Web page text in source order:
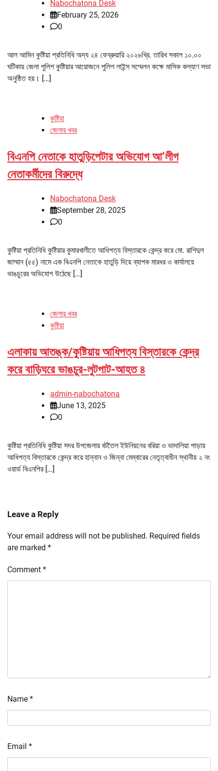
Nabochatona Desk
February 25, 2026
0
আল আমিন কুষ্টিয়া প্রতিনিধি অদ্য ২৪ ফেব্রুয়ারি ২০২৬খ্রি. তারিখ সকাল ১০.০০
ঘটিকায় জেলা পুলিশ কুষ্টিয়ার আয়োজনে পুলিশ লাইন্স সম্মেলন কক্ষে মাসিক কল্যাণ সভা
অনুষ্ঠিত হয়। […]
কুষ্টিয়া
জেলার খবর
বিএনপি নেতাকে হাতুড়িপেটার অভিযোগ আ’লীগ
নেতাকর্মীদের বিরুদ্ধে
Nabochatona Desk
September 28, 2025
0
কুষ্টিয়া প্রতিনিধি কুষ্টিয়ার কুমারখালীতে আধিপত্য বিস্তারকে কেন্দ্র করে মো. রাশিদুল
জাম্মান (৫৫) নামে এক বিএনপি নেতাকে হাতুড়ি দিয়ে ব্যাপক মারধর ও কার্যালয়ে
ভাঙচুরের অভিযোগ উঠেছে […]
জেলার খবর
কুষ্টিয়া
এলাকায় আতঙ্ক/কুষ্টিয়ায় আধিপত্য বিস্তারকে কেন্দ্র
করে বাড়িঘরে ভাঙচুর-লুটপাট-আহত ৪
admin-nabochatona
June 13, 2025
0
কুষ্টিয়া প্রতিনিধি কুষ্টিয়া সদর উপজেলার বটতৈল ইউনিয়নের বরিয়া ও ভাদালিয়া পাড়ায়
আধিপত্য বিস্তারকে কেন্দ্র করে হান্নান ও জিন্না মেম্বারের নেতৃত্বাধীন স্থানীয় ২ নং
ওয়ার্ড বিএনপির […]
Leave a Reply
Your email address will not be published. Required fields
are marked *
Comment *
Name *
Email *